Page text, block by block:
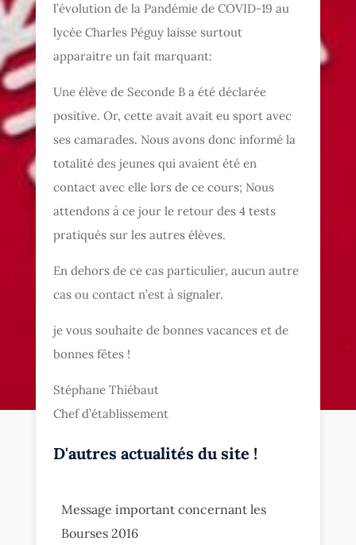
l’évolution de la Pandémie de COVID-19 au
lycée Charles Péguy laisse surtout
apparaitre un fait marquant:
Une élève de Seconde B a été déclarée
positive. Or, cette avait avait eu sport avec
ses camarades. Nous avons donc informé la
totalité des jeunes qui avaient été en
contact avec elle lors de ce cours; Nous
attendons à ce jour le retour des 4 tests
pratiqués sur les autres élèves.
En dehors de ce cas particulier, aucun autre
cas ou contact n’est à signaler.
je vous souhaite de bonnes vacances et de
bonnes fêtes !
Stéphane Thiébaut
Chef d’établissement
D'autres actualités du site !
Message important concernant les
Bourses 2016